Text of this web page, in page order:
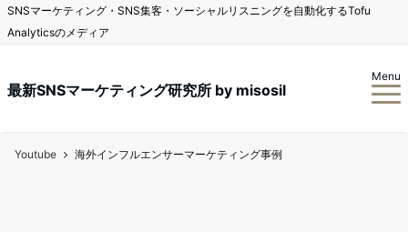
SNSマーケティング・SNS集客・ソーシャルリスニングを自動化するTofu
Analyticsのメディア
最新SNSマーケティング研究所 by misosil
Menu
Youtube 海外インフルエンサーマーケティング事例